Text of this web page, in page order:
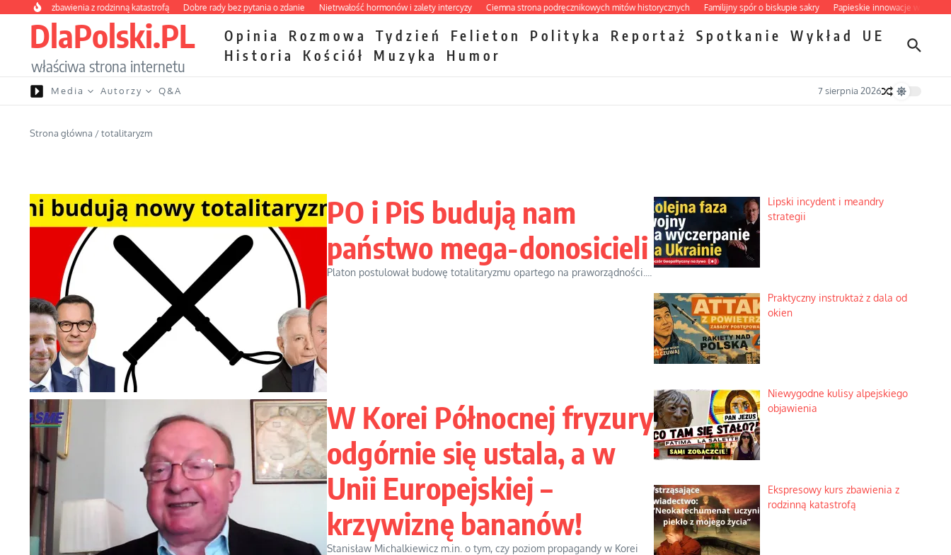
Przejdź do treści
zbawienia z rodzinną katastrofą Dobre rady bez pytania o zdanie Nietrwałość hormonów i zalety intercyzy Ciemna strona podręcznikowych mitów historycznych Familijny spór o biskupie sakry Papieskie innowacje w tradycyjnym
DlaPolski.PL
właściwa strona internetu
Opinia Rozmowa Tydzień Felieton Polityka Reportaż Spotkanie Wykład
UE
Historia
Kościół Muzyka Humor
Media Autorzy Q&A 7 sierpnia 2026
Strona główna /totalitaryzm
PO i PiS budują nam
państwo mega-donosicieli
Platon postulował budowę totalitaryzmu opartego na praworządności....
W Korei Północnej fryzury
odgórnie się ustala, a w
Unii Europejskiej –
krzywiznę bananów!
Stanisław Michalkiewicz m.in. o tym, czy poziom propagandy w Korei
Lipski incydent i meandry
strategii
Praktyczny instruktaż z dala od
okien
Niewygodne kulisy alpejskiego
objawienia
Ekspresowy kurs zbawienia z
rodzinną katastrofą